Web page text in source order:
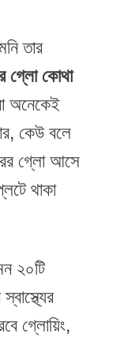
তার
গ্লো কোথা
অনেকেই
কেউ বলে
গ্লো আসে
থাকা
২০টি
গ্লোয়িং,